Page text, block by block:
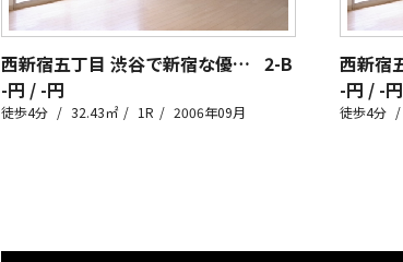
西新宿五丁目 渋谷で新宿な優等生。 2-B
-円 / -円
徒歩4分 32.43㎡ 1R 2006年09月
-円 / -円
徒歩4分